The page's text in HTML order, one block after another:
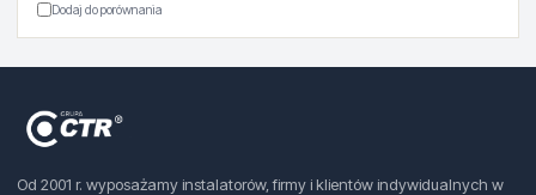
Dodaj do porównania
Od 2001 r. wyposażamy instalatorów, firmy i klientów indywidualnych w